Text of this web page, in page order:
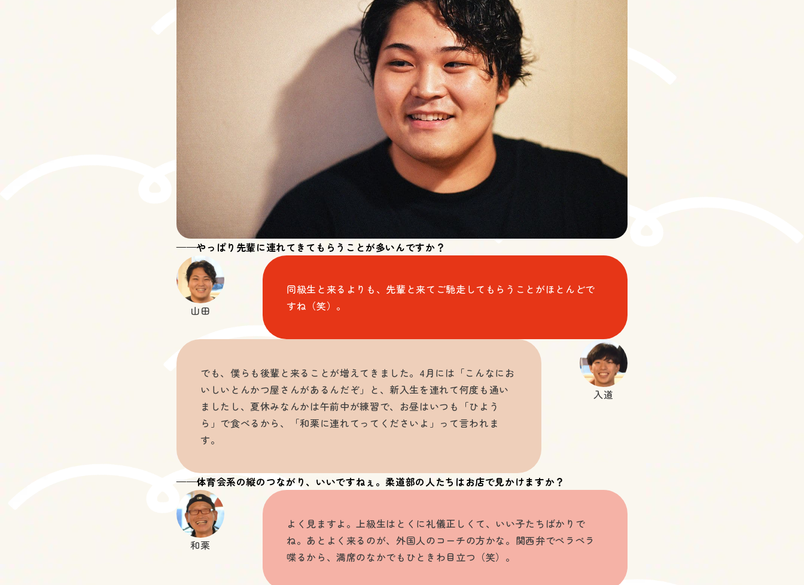
——やっぱり先輩に連れてきてもらうことが多いんですか？
同級生と来るよりも、先輩と来てご馳走してもらうことがほとんどで
すね（笑）。
山田
でも、僕らも後輩と来ることが増えてきました。4月には「こんなにお
いしいとんかつ屋さんがあるんだぞ」と、新入生を連れて何度も通い
ましたし、夏休みなんかは午前中が練習で、お昼はいつも「ひよう
ら」で食べるから、「和栗に連れてってくださいよ」って言われま
す。
入道
——体育会系の縦のつながり、いいですねぇ。柔道部の人たちはお店で見かけますか？
よく見ますよ。上級生はとくに礼儀正しくて、いい子たちばかりで
ね。あとよく来るのが、外国人のコーチの方かな。関西弁でペラペラ
喋るから、満席のなかでもひときわ目立つ（笑）。
和栗